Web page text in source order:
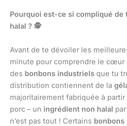
Pourquoi est-ce si compliqué
halal ? 🕵️
Avant de te dévoiler les
minute pour comprendre le cœur
des bonbons industriels que tu
distribution contiennent de la
majoritairement fabriquée à partir
porc – un ingrédient non halal
n’est pas tout ! Certains bonbons